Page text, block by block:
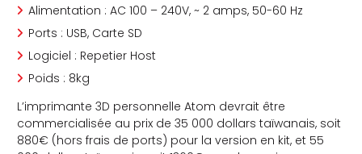
Alimentation : AC 100 – 240V, ~ 2 amps, 50-60 Hz
Ports : USB, Carte SD
Logiciel : Repetier Host
Poids : 8kg
L’imprimante 3D personnelle Atom devrait être
commercialisée au prix de 35 000 dollars taïwanais, soit
880€ (hors frais de ports) pour la version en kit, et 55